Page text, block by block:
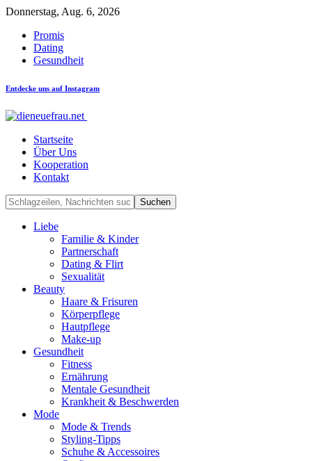
Donnerstag, Aug. 6, 2026
Promis
Dating
Gesundheit
Entdecke uns auf Instagram
Startseite
Über Uns
Kooperation
Kontakt
Liebe
Familie & Kinder
Partnerschaft
Dating & Flirt
Sexualität
Beauty
Haare & Frisuren
Körperpflege
Hautpflege
Make-up
Gesundheit
Fitness
Ernährung
Mentale Gesundheit
Krankheit & Beschwerden
Mode
Mode & Trends
Styling-Tipps
Schuhe & Accessoires